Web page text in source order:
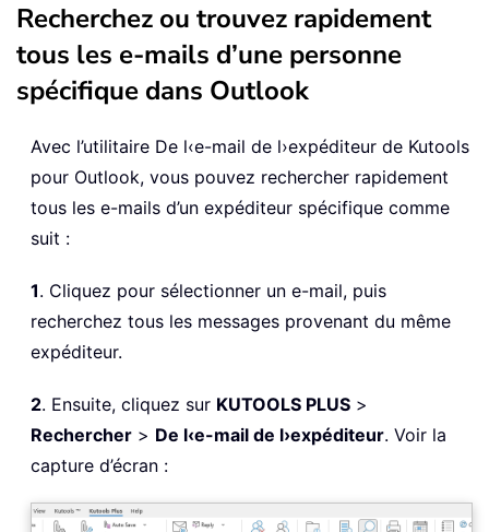
Recherchez ou trouvez rapidement
tous les e-mails d’une personne
spécifique dans Outlook
Avec l’utilitaire De l‹e-mail de l›expéditeur de Kutools
pour Outlook, vous pouvez rechercher rapidement
tous les e-mails d’un expéditeur spécifique comme
suit :
1. Cliquez pour sélectionner un e-mail, puis
recherchez tous les messages provenant du même
expéditeur.
2. Ensuite, cliquez sur KUTOOLS PLUS >
Rechercher > De l‹e-mail de l›expéditeur. Voir la
capture d’écran :